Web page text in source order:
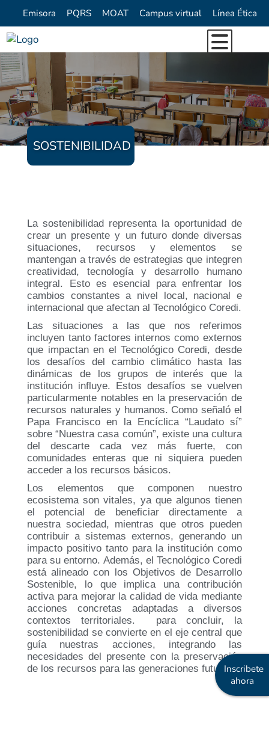
Inscribete
ahora
Emisora PQRS MOAT Campus virtual Línea Ética
Nuestra Institución
Reseña Histórica
Quienes Somos
Oferta Académica
Programas de Pregrado
Proyecto Ambiental Universitario
Calendario Académico
Investigación
Egresados
Repositorio Digital
Programas Radiales
Podcast Territorios Posibles
Diálogos Plurales
Recursos Digitales
Nuestros Docentes
Revista Institucional
Foro de Educación
Innovación
Emprendimiento
Sostenibilidad
SOSTENIBILIDAD
La sostenibilidad representa la oportunidad de
crear un presente y un futuro donde diversas
situaciones, recursos y elementos se
mantengan a través de estrategias que integren
creatividad, tecnología y desarrollo humano
integral. Esto es esencial para enfrentar los
cambios constantes a nivel local, nacional e
internacional que afectan al Tecnológico Coredi.
Las situaciones a las que nos referimos
incluyen tanto factores internos como externos
que impactan en el Tecnológico Coredi, desde
los desafíos del cambio climático hasta las
dinámicas de los grupos de interés que la
institución influye. Estos desafíos se vuelven
particularmente notables en la preservación de
recursos naturales y humanos. Como señaló el
Papa Francisco en la Encíclica “Laudato sí”
sobre “Nuestra casa común”, existe una cultura
del descarte cada vez más fuerte, con
comunidades enteras que ni siquiera pueden
acceder a los recursos básicos.
Los elementos que componen nuestro
ecosistema son vitales, ya que algunos tienen
el potencial de beneficiar directamente a
nuestra sociedad, mientras que otros pueden
contribuir a sistemas externos, generando un
impacto positivo tanto para la institución como
para su entorno. Además, el Tecnológico Coredi
está alineado con los Objetivos de Desarrollo
Sostenible, lo que implica una contribución
activa para mejorar la calidad de vida mediante
acciones concretas adaptadas a diversos
contextos territoriales. para concluir, la
sostenibilidad se convierte en el eje central que
guía nuestras acciones, integrando las
necesidades del presente con la preservación
de los recursos para las generaciones futuras.